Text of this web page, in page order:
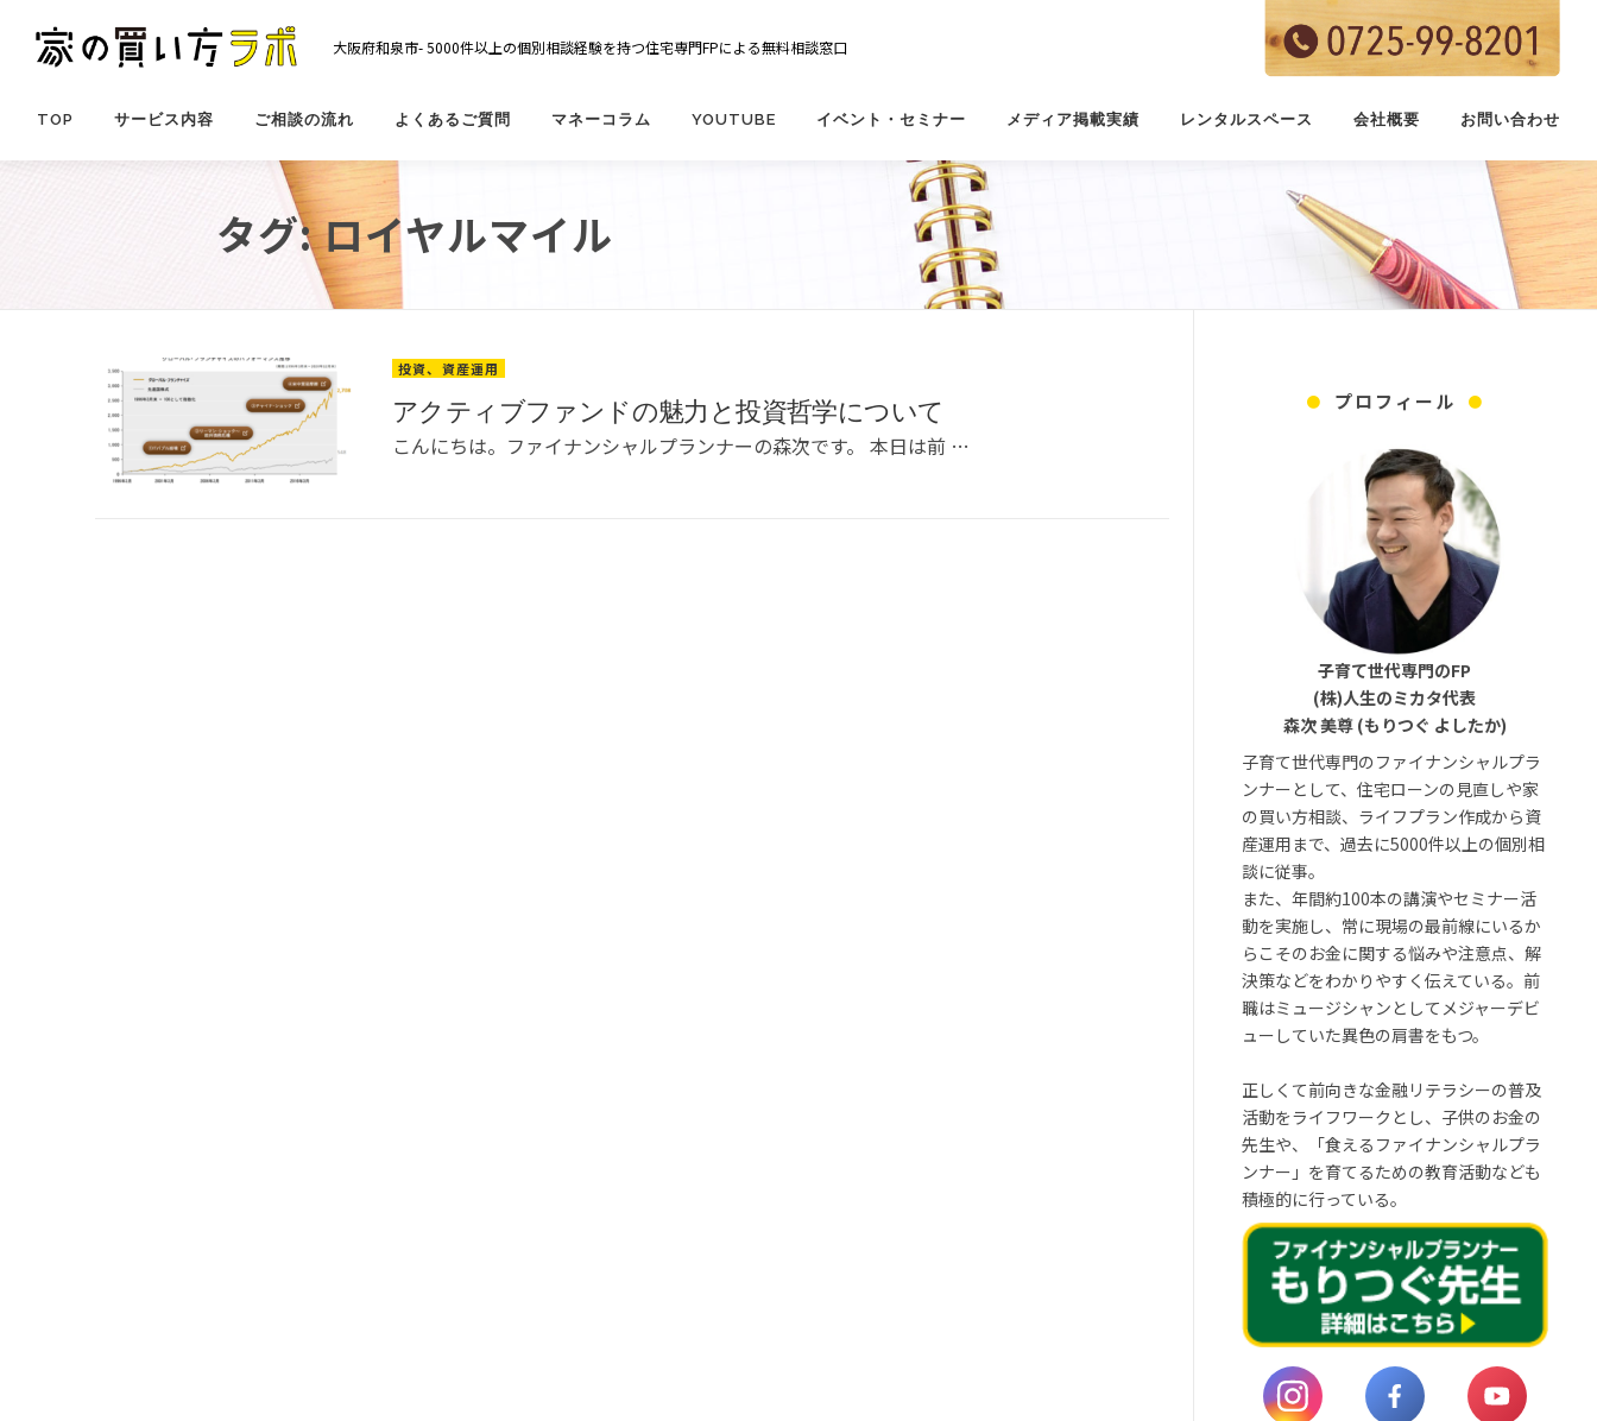
大阪府和泉市- 5000件以上の個別相談経験を持つ住宅専門FPによる無料相談窓口
TOP サービス内容 ご相談の流れ よくあるご質問 マネーコラム YOUTUBE イベント・セミナー メディア掲載実績 レンタルスペース 会社概要 お問い合わせ
タグ:ロイヤルマイル
投資、資産運用
アクティブファンドの魅力と投資哲学について
こんにちは。ファイナンシャルプランナーの森次です。 本日は前 …
プロフィール
子育て世代専門のFP
(株)人生のミカタ代表
森次 美尊 (もりつぐ よしたか)
子育て世代専門のファイナンシャルプラ
ンナーとして、住宅ローンの見直しや家
の買い方相談、ライフプラン作成から資
産運用まで、過去に5000件以上の個別相
談に従事。
また、年間約100本の講演やセミナー活
動を実施し、常に現場の最前線にいるか
らこそのお金に関する悩みや注意点、解
決策などをわかりやすく伝えている。前
職はミュージシャンとしてメジャーデビ
ューしていた異色の肩書をもつ。
正しくて前向きな金融リテラシーの普及
活動をライフワークとし、子供のお金の
先生や、「食えるファイナンシャルプラ
ンナー」を育てるための教育活動なども
積極的に行っている。